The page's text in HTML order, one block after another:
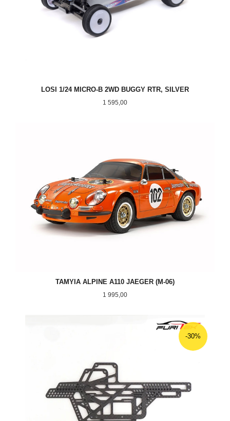
LOSI 1/24 MICRO-B 2WD BUGGY RTR, SILVER
Pris
1 595,00
TAMYIA ALPINE A110 JAEGER (M-06)
Pris
1 995,00
-30%